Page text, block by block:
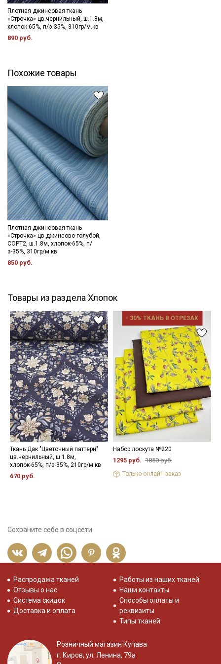
Плотная джинсовая ткань
«Строчка» цв.чернильный, ш.1.8м,
хлопок-65%, п/э-35%, 310гр/м.кв
890 руб.
Похожие товары
Плотная джинсовая ткань
«Строчка» цв.джинсово-голубой,
СОРТ2, ш.1.8м, хлопок-65%, п/
э-35%, 310гр/м.кв
850 руб.
Товары из раздела Хлопок
Ткань Дак "Цветочный паттерн"
цв.чернильный, ш.1.8м,
хлопок-65%, п/э-35%, 210гр/м.кв
670 руб.
- 30% ТКАНЬ В ОТРЕЗАХ
Набор лоскута №220
1295 руб. 1850 руб.
Только онлайн-заказ
Сохраните себе в соцсети
Распродажа тканей
Отзывы о нас
Система скидок
Доставка и оплата
Работы из наших тканей
Наши контакты
Способы оплаты и
реквизиты
Типы тканей
Розничный магазин Купава
г. Киров, ул. Ленина, 79а